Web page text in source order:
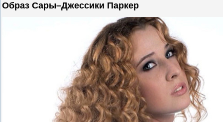
Образ Сары–Джессики Паркер